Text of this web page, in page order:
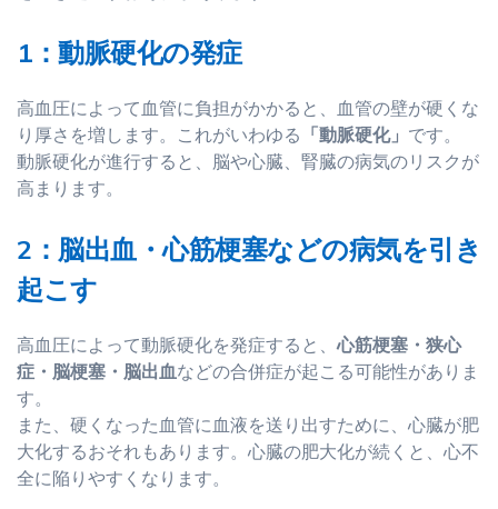
1：動脈硬化の発症
高血圧によって血管に負担がかかると、血管の壁が硬くな
り厚さを増します。これがいわゆる 「動脈硬化」 です。
動脈硬化が進行すると、脳や心臓、腎臓の病気のリスクが
高まります。
2：脳出血・心筋梗塞などの病気を引き
起こす
高血圧によって動脈硬化を発症すると、心筋梗塞・狭心
症・脳梗塞・脳出血などの合併症が起こる可能性がありま
す。
また、硬くなった血管に血液を送り出すために、心臓が肥
大化するおそれもあります。心臓の肥大化が続くと、心不
全に陥りやすくなります。